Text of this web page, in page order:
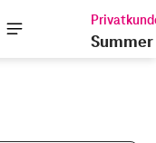
Cart
Summer